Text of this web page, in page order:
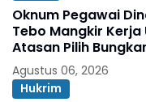
Oknum Pegawai
Tebo Mangkir Kerja
Atasan Pilih
Agustus 06, 2026
Hukrim